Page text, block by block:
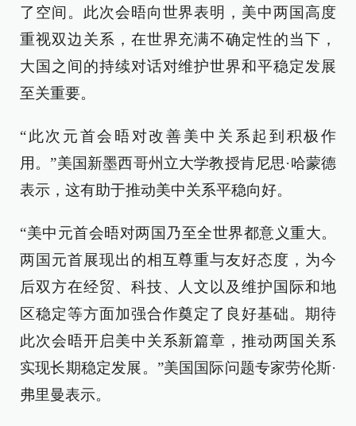
了空间。此次会晤向世界表明，美中两国高度
重视双边关系，在世界充满不确定性的当下，
大国之间的持续对话对维护世界和平稳定发展
至关重要。
“此次元首会晤对改善美中关系起到积极作
用。”美国新墨西哥州立大学教授肯尼思·哈蒙德
表示，这有助于推动美中关系平稳向好。
“美中元首会晤对两国乃至全世界都意义重大。
两国元首展现出的相互尊重与友好态度，为今
后双方在经贸、科技、人文以及维护国际和地
区稳定等方面加强合作奠定了良好基础。期待
此次会晤开启美中关系新篇章，推动两国关系
实现长期稳定发展。”美国国际问题专家劳伦斯·
弗里曼表示。